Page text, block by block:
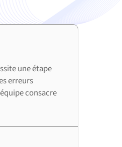
une étape
erreurs
consacre